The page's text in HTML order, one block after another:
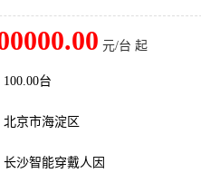
元/台 起
100.00台
北京市海淀区
长沙智能穿戴人因